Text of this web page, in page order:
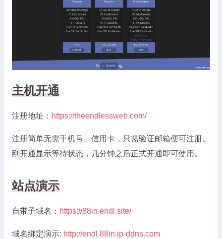
主机开通
注册地址： https://theendlessweb.com/
注册简单无需手机号、信用卡，只需验证邮箱便可注册。
刚开通显示等待状态，几分钟之后正式开通即可使用。
站点演示
自带子域名： https://88in.endl.site/
域名绑定演示: http://endl.88in.ip-ddns.com